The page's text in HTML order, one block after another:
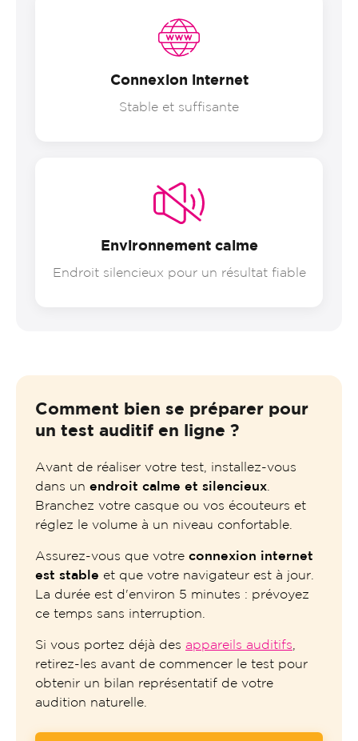
Connexion internet
Stable et suffisante
Environnement calme
Endroit silencieux pour un résultat fiable
Comment bien se préparer pour
un test auditif en ligne ?
Avant de réaliser votre test, installez-vous
dans un endroit calme et silencieux.
Branchez votre casque ou vos écouteurs et
réglez le volume à un niveau confortable.
Assurez-vous que votre connexion internet
est stable et que votre navigateur est à jour.
La durée est d'environ 5 minutes : prévoyez
ce temps sans interruption.
Si vous portez déjà des appareils auditifs,
retirez-les avant de commencer le test pour
obtenir un bilan représentatif de votre
audition naturelle.